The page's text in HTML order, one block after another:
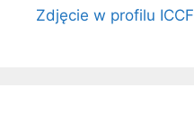
Zdjęcie w profilu ICCF